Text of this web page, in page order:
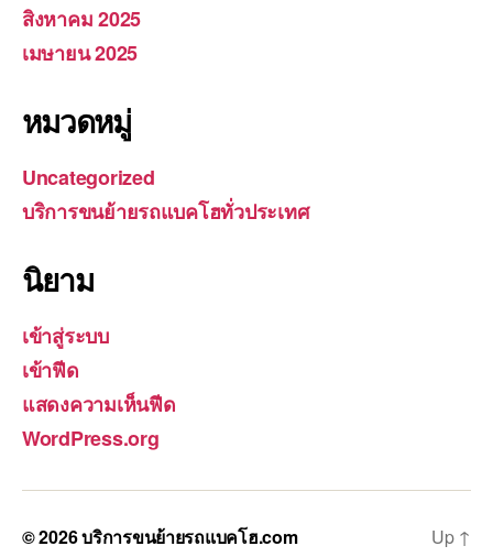
สิงหาคม 2025
เมษายน 2025
หมวดหมู่
Uncategorized
บริการขนย้ายรถแบคโฮทั่วประเทศ
นิยาม
เข้าสู่ระบบ
เข้าฟีด
แสดงความเห็นฟีด
WordPress.org
© 2026บริการขนย้ายรถแบคโฮ.com Up ↑